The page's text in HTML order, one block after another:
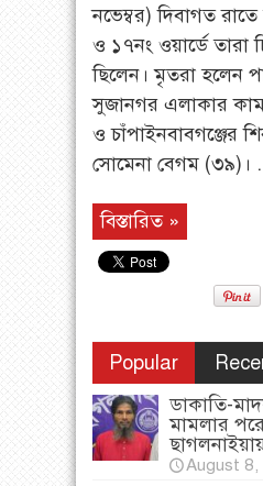
নভেম্বর) দিবাগত
ও ১৭নং ওয়ার্ডে তারা
ছিলেন। মৃতরা হলেন
সুজানগর এলাকার
ও চাঁপাইনবাবগঞ্জের
সোমেনা বেগম (৩৯)।
বিস্তারিত »
Popular
ডাকাতি-
মামলার
August 8,